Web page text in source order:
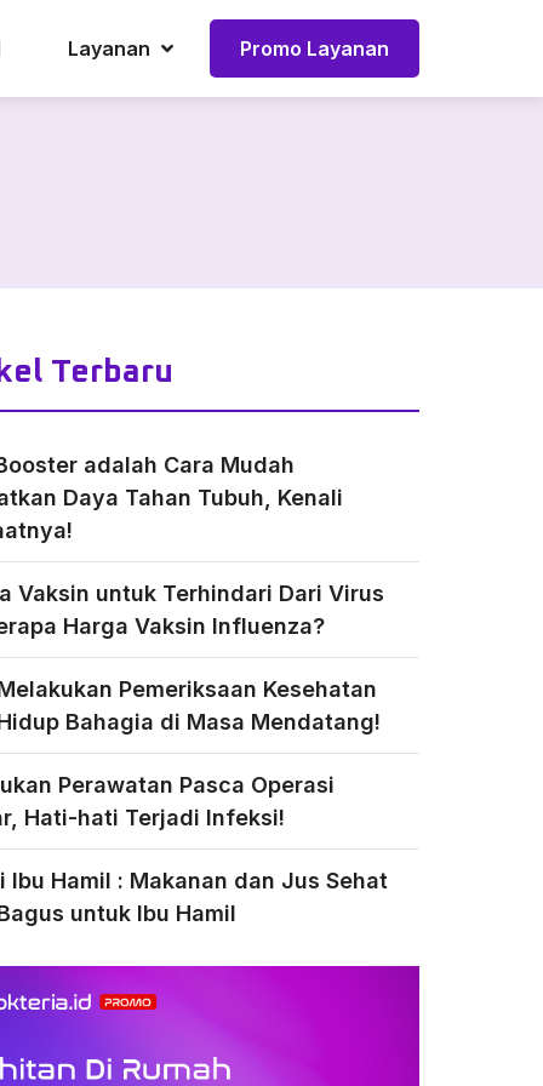
Layanan Promo Layanan
Terbaru
adalah Cara Mudah
Daya Tahan Tubuh, Kenali
Vaksin untuk Terhindari Dari Virus
Harga Vaksin Influenza?
Pemeriksaan Kesehatan
Bahagia di Masa Mendatang!
Perawatan Pasca Operasi
Hati-hati Terjadi Infeksi!
Ibu Hamil : Makanan dan Jus Sehat
untuk Ibu Hamil